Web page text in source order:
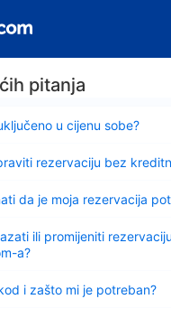
pitanja
u cijenu sobe?
rezervaciju bez
da je moja rezervacija
ili promijeniti
a?
i zašto mi je potreban?